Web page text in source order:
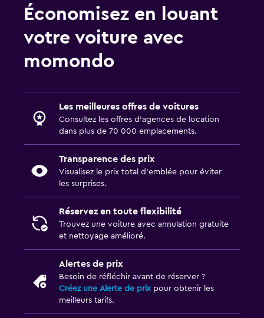
Économisez en louant
votre voiture avec
momondo
Les meilleures offres de voitures
Consultez les offres d’agences de location
dans plus de 70 000 emplacements.
Transparence des prix
Visualisez le prix total d’emblée pour éviter
les surprises.
Réservez en toute flexibilité
Trouvez une voiture avec annulation gratuite
et nettoyage amélioré.
Alertes de prix
Besoin de réfléchir avant de réserver ?
Créez une Alerte de prixpour obtenir les
meilleurs tarifs.